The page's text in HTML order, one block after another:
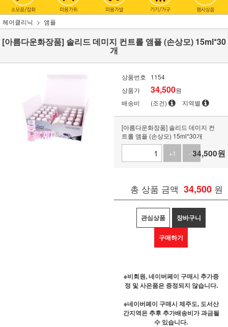
헤어클리닉 앰플
[아름다운화장품] 솔리드 데미지 컨트롤 앰플 (손상모) 15ml*30
개
상품번호
1154
상품가
34,500원
배송비
(조건) 지역별
[아름다운화장품] 솔리드 데미지 컨
트롤 앰플 (손상모) 15ml*30개
+1
-134,500원
총 상품 금액 34,500 원
관심상품 장바구니
구매하기
※비회원, 네이버페이 구매시 추가증
정 및 사은품은 증정되지 않습니다.
※네이버페이 구매시 제주도, 도서산
간지역은 추후 추가배송비가 과금될
수 있습니다.